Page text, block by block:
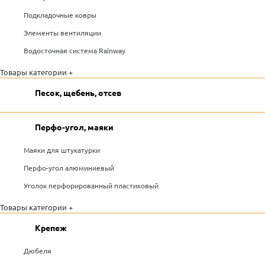
Подкладочные ковры
Элементы вентиляции
Водосточная система Rainway
Товары категории +
Песок, щебень, отсев
Перфо-угол, маяки
Маяки для штукатурки
Перфо-угол алюминиевый
Уголок перфорированный пластиковый
Товары категории +
Крепеж
Дюбеля